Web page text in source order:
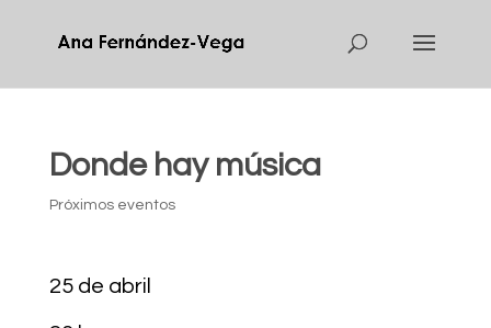
Donde hay música
Próximos eventos
25 de abril